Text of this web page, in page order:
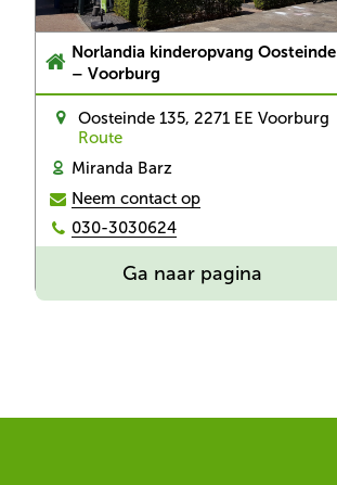
Norlandia kinderopvang Oosteinde
– Voorburg
Oosteinde 135, 2271 EE Voorburg
Route
Miranda Barz
Neem contact op
030-3030624
Norlandia
kinderopvang
Ga naar pagina